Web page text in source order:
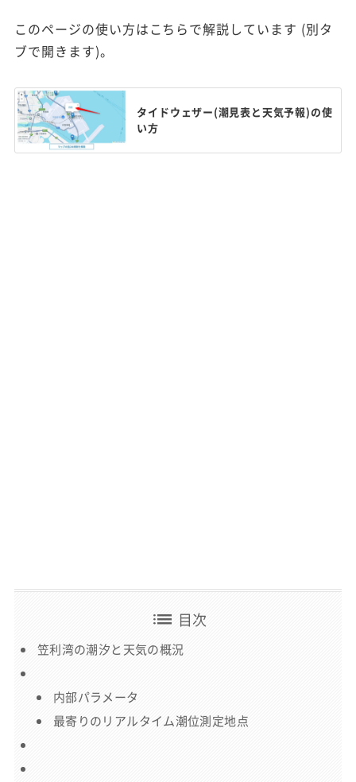
このページの使い方はこちらで解説しています (別タ
ブで開きます)。
タイドウェザー(潮見表と天気予報)の使
い方
list 目次
笠利湾の潮汐と天気の概況
内部パラメータ
最寄りのリアルタイム潮位測定地点